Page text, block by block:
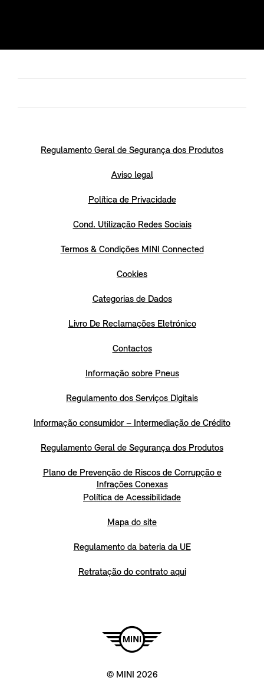
Regulamento Geral de Segurança dos Produtos
Aviso legal
Política de Privacidade
Cond. Utilização Redes Sociais
Termos & Condições MINI Connected
Cookies
Categorias de Dados
Livro De Reclamações Eletrónico
Contactos
Informação sobre Pneus
Regulamento dos Serviços Digitais
Informação consumidor – Intermediação de Crédito
Regulamento Geral de Segurança dos Produtos
Plano de Prevenção de Riscos de Corrupção e
Infrações Conexas
Política de Acessibilidade
Mapa do site
Regulamento da bateria da UE
Retratação do contrato aqui
© MINI 2026